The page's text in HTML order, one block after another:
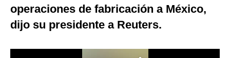
Club del Suscriptor
Mix
G de Gestión
operaciones de fabricación a México,
dijo su presidente a Reuters.